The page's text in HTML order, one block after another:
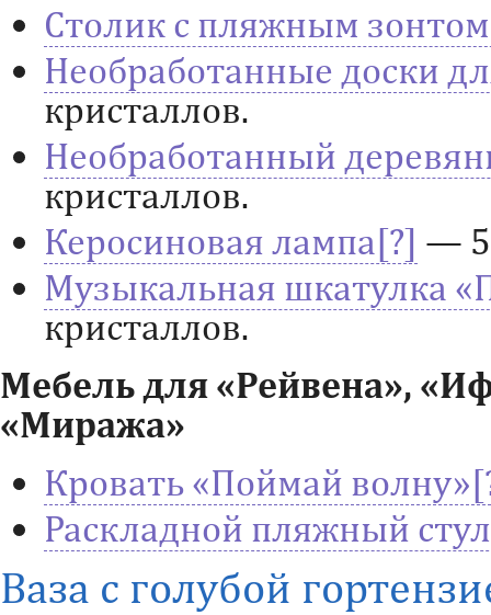
Столик с пляжным зонтом
Необработанные доски
кристаллов.
Необработанный
кристаллов.
Керосиновая лампа
—
Музыкальная шкатулка
кристаллов.
Мебель для «Рейвена»,
«Миража»
Кровать «Поймай волну»
Раскладной пляжный стул
Ваза с голубой